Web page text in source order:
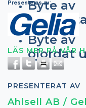
Byte av
Byte av
ojordat
Presenteras av:
LÄS MER PÅ VÅR
PRESENTERAT AV
Ahlsell AB /